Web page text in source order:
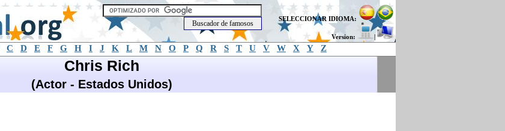
SELECCIONAR IDIOMA:
Version: |
C D E F G H I J K L M N O P Q R S T U V W X Y Z
Chris Rich
(Actor - Estados Unidos)